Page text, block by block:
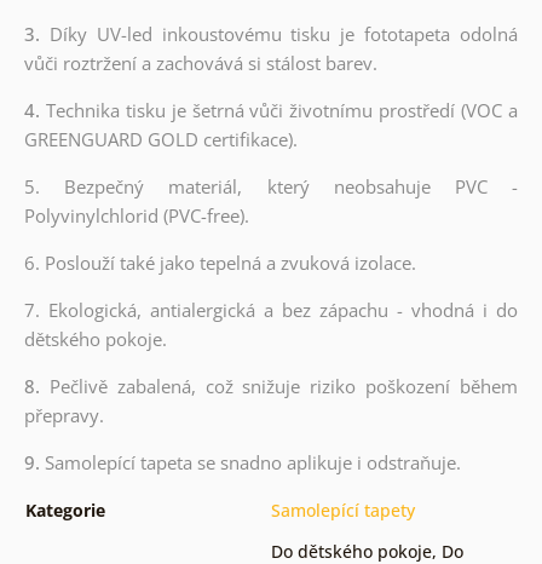
3. Díky UV-led inkoustovému tisku je fototapeta odolná
vůči roztržení a zachovává si stálost barev.
4. Technika tisku je šetrná vůči životnímu prostředí (VOC a
GREENGUARD GOLD certifikace).
5. Bezpečný materiál, který neobsahuje PVC -
Polyvinylchlorid (PVC-free).
6. Poslouží také jako tepelná a zvuková izolace.
7. Ekologická, antialergická a bez zápachu - vhodná i do
dětského pokoje.
8. Pečlivě zabalená, což snižuje riziko poškození během
přepravy.
9. Samolepící tapeta se snadno aplikuje i odstraňuje.
Kategorie Samolepící tapety
Do dětského pokoje, Do